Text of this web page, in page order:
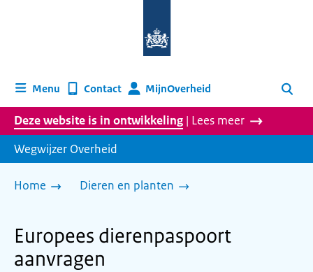
homepage
Menu Contact MijnOverheid Zoeken
Deze website is in ontwikkeling | Lees meer
Wegwijzer Overheid
Home Dieren en planten
Europees dierenpaspoort
aanvragen